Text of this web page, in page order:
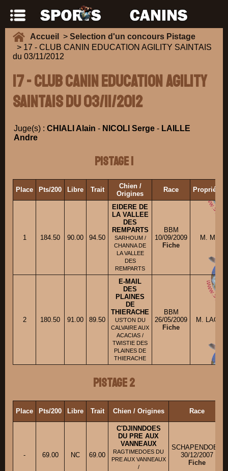
Accueil > Selection d'un concours Pistage
> 17 - CLUB CANIN EDUCATION AGILITY SAINTAIS
du 03/11/2012
17 - CLUB CANIN EDUCATION AGILITY
SAINTAIS du 03/11/2012
Juge(s) : CHIALI Alain - NICOLI Serge - LAILLE
Andre
Pistage 1
Place Pts/200 Libre Trait
Chien /
Origines
Race
1 184.50 90.00 94.50
EIDERE DE
LA VALLEE
DES
REMPARTS
SARHOUM /
CHANNA DE
LA VALLEE
DES
REMPARTS
BBM
10/09/2009
Fiche
M.
2 180.50 91.00 89.50
E-MAIL
DES
PLAINES
DE
THIERACHE
US'TON DU
CALVAIRE AUX
ACACIAS /
TWISTIE DES
PLAINES DE
THIERACHE
BBM
26/05/2009
Fiche
M.
Pistage 2
Place Pts/200 Libre Trait Chien / Origines Race
- 69.00 NC 69.00
C'DJINNDOES
DU PRE AUX
VANNEAUX
RAGTIMEDOES DU
PRE AUX VANNEAUX
/
SCHAPENDOES
30/12/2007
Fiche